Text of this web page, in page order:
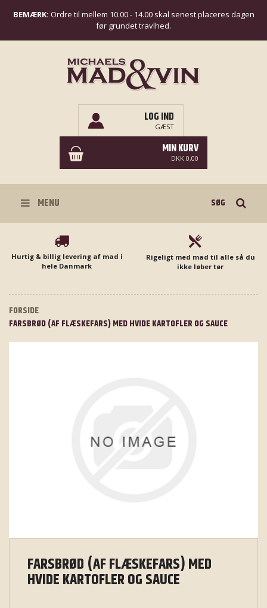
BEMÆRK: Ordre til mellem 10.00 - 14.00 skal senest placeres dagen
før grundet travlhed.
LOG IND
GÆST
MIN KURV
DKK 0,00
MENU
Hurtig & billig levering af mad i
hele Danmark
Rigeligt med mad til alle så du
ikke løber tør
FORSIDE
FARSBRØD (AF FLÆSKEFARS) MED HVIDE KARTOFLER OG SAUCE
FARSBRØD (AF FLÆSKEFARS) MED
HVIDE KARTOFLER OG SAUCE